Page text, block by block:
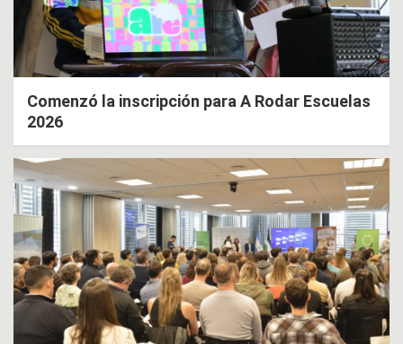
Comenzó la inscripción para A Rodar Escuelas
2026